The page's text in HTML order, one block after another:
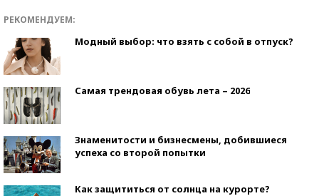
РЕКОМЕНДУЕМ:
Модный выбор: что взять с собой в отпуск?
Самая трендовая обувь лета – 2026
Знаменитости и бизнесмены, добившиеся
успеха со второй попытки
Как защититься от солнца на курорте?